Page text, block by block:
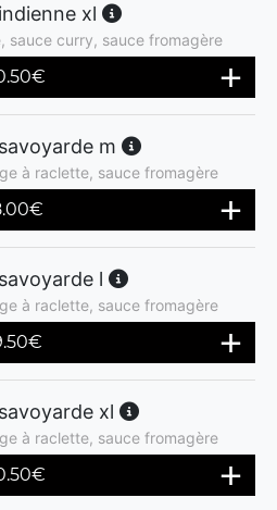
xl
sauce curry, sauce fromagère
€
m
à raclette, sauce fromagère
€
l
à raclette, sauce fromagère
€
xl
à raclette, sauce fromagère
€